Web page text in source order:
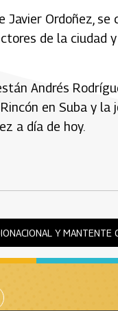
Ordoñez,
de la
Andrés
en Suba y la
a día de hoy.
Y MANTENTE